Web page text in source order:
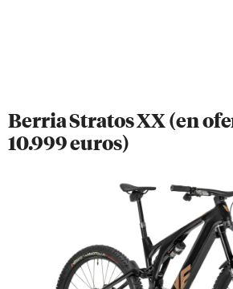
Berria Stratos XX (en
10.999 euros)